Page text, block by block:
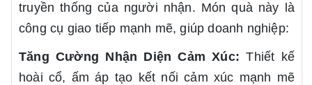
truyền thống của người nhận. Món quà này là
công cụ giao tiếp mạnh mẽ, giúp doanh nghiệp:
Tăng Cường Nhận Diện Cảm Xúc: Thiết kế
hoài cổ, ấm áp tạo kết nối cảm xúc mạnh mẽ